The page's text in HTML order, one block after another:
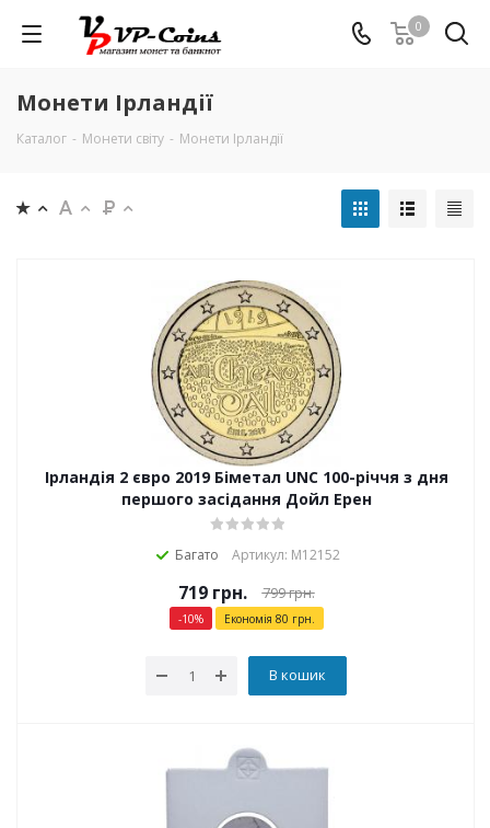
0
Монети Ірландії
Каталог - Монети світу - Монети Ірландії
Ірландія 2 євро 2019 Біметал UNC 100-річчя з дня
першого засідання Дойл Ерен
Багато Артикул: М12152
719грн. 799грн.
-10% Економія 80 грн.
В кошик